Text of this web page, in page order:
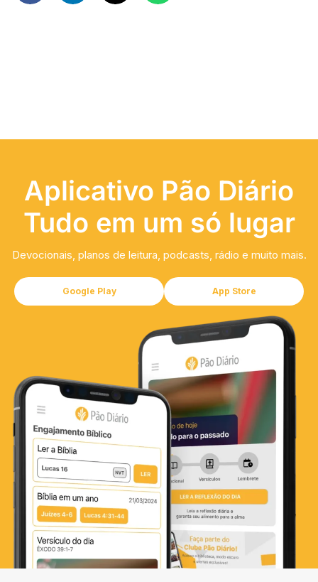
Aplicativo Pão Diário
Tudo em um só lugar
Devocionais, planos de leitura, podcasts, rádio e muito mais.
Google Play App Store